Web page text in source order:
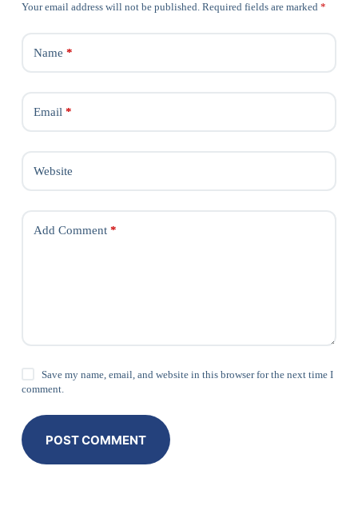
Your email address will not be published. Required fields are marked *
Name *
Email *
Website
Add Comment*
Save my name, email, and website in this browser for the next time I
comment.
POST COMMENT